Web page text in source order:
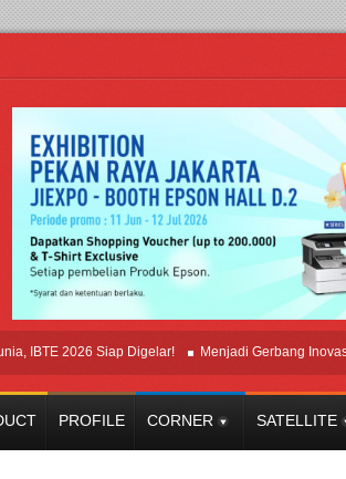
2026 Siap Digelar! Menjadi Gerbang Inovasi dan
PROFILE CORNER SATELLITE